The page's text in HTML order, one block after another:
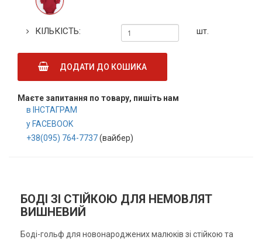
КІЛЬКІСТЬ: шт.
ДОДАТИ ДО КОШИКА
Маєте запитання по товару, пишіть нам
в ІНСТАГРАМ
у FACEBOOK
+38(095) 764-7737(вайбер)
БОДІ ЗІ СТІЙКОЮ ДЛЯ НЕМОВЛЯТ
ВИШНЕВИЙ
Боді-гольф для новонароджених малюків зі стійкою та